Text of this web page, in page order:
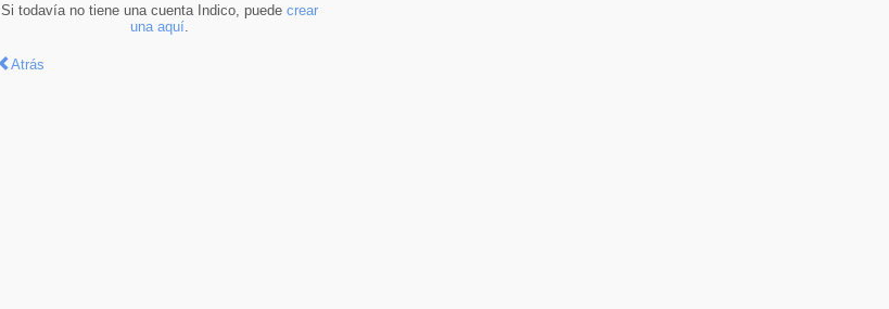
Si todavía no tiene una cuenta Indico, puede crear
una aquí
Atrás